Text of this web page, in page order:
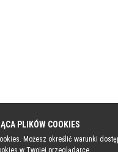
PLIKÓW COOKIES
Możesz określić warunki
w Twojej przeglądarce.